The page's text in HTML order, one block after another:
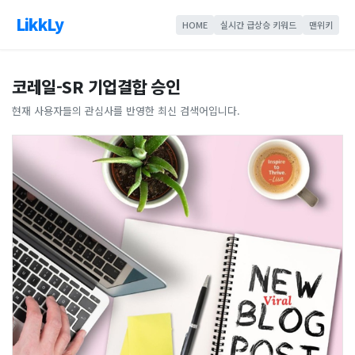
LikkLy HOME 실시간 급상승 키워드 맨위키
코레일-SR 기업결합 승인
현재 사용자들의 관심사를 반영한 최신 검색어입니다.